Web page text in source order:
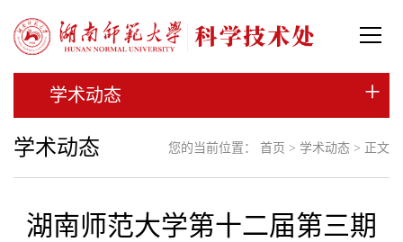
学术动态 +
学术动态 您的当前位置： 首页 > 学术动态 > 正文
湖南师范大学第十二届第三期